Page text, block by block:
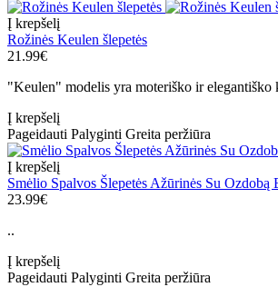
Į krepšelį
Rožinės Keulen šlepetės
21.99€
"Keulen" modelis yra moteriško ir
Į krepšelį
Pageidauti Palyginti Greita peržiūra
Į krepšelį
Smėlio Spalvos Šlepetės Ažūrinės Su Ozdobą
23.99€
..
Į krepšelį
Pageidauti Palyginti Greita peržiūra